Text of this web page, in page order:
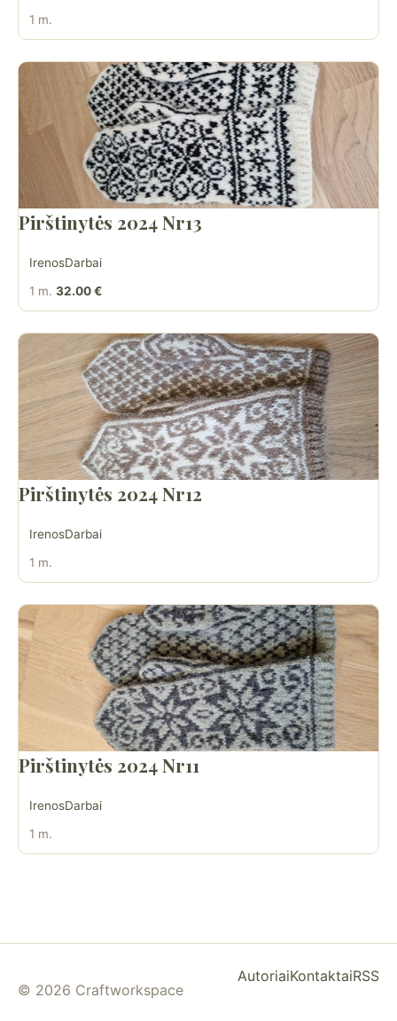
1 m.
Pirštinytės 2024 Nr13
IrenosDarbai
1 m. 32.00 €
Pirštinytės 2024 Nr12
IrenosDarbai
1 m.
Pirštinytės 2024 Nr11
IrenosDarbai
1 m.
© 2026 Craftworkspace
AutoriaiKontaktaiRSS